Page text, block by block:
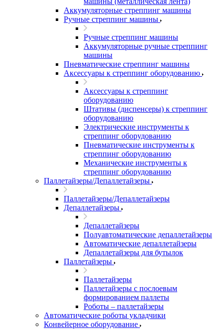
Аккумуляторные стреппинг машины
Ручные стреппинг машины
Ручные стреппинг машины
Аккумуляторные ручные стреппинг
машины
Пневматические стреппинг машины
Аксессуары к стреппинг оборудованию
Аксессуары к стреппинг
оборудованию
Штативы (диспенсеры) к стреппинг
оборудованию
Электрические инструменты к
стреппинг оборудованию
Пневматические инструменты к
стреппинг оборудованию
Механические инструменты к
стреппинг оборудованию
Паллетайзеры/Депаллетайзеры
Паллетайзеры/Депаллетайзеры
Депаллетайзеры
Депаллетайзеры
Полуавтоматические депаллетайзеры
Автоматические депаллетайзеры
Депаллетайзеры для бутылок
Паллетайзеры
Паллетайзеры
Паллетайзеры с послоевым
формированием паллеты
Роботы – паллетайзеры
Автоматические роботы укладчики
Конвейерное оборудование